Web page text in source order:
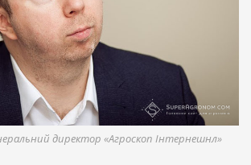
директор «Агроскоп Інтернешнл»